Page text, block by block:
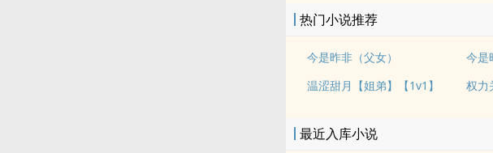
热门小说推荐
今是昨非（父女） 今是
温涩甜月【姐弟】【1v1】
权力
最近入库小说